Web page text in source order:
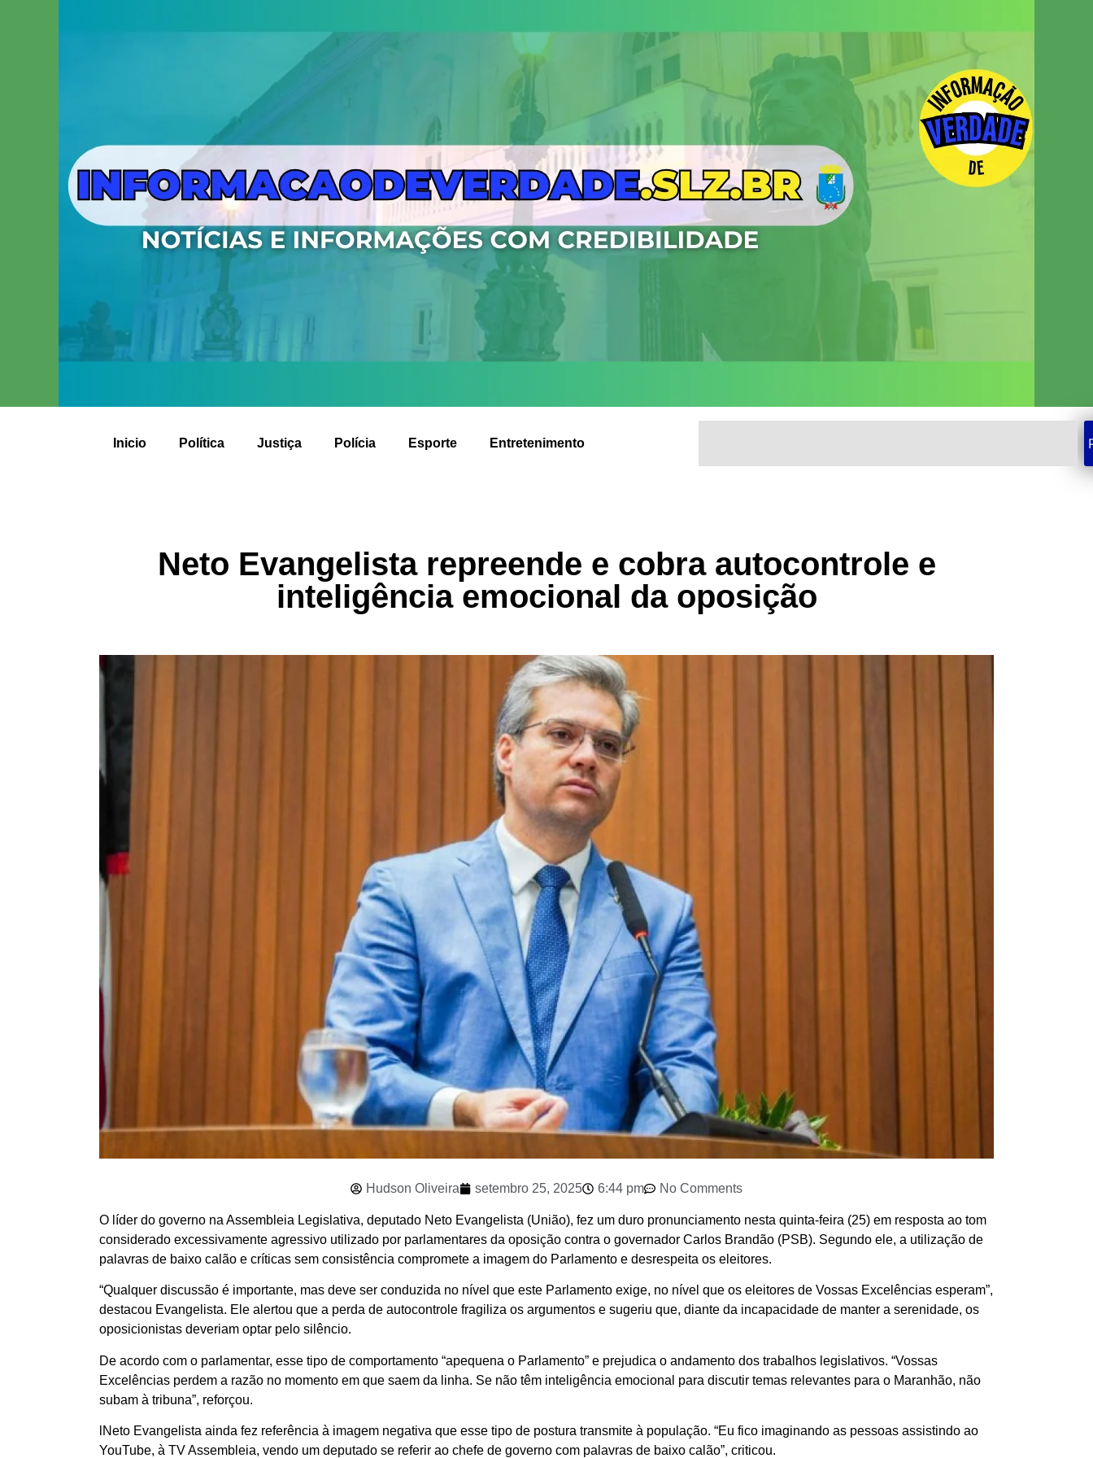
Inicio Política Justiça Polícia Esporte Entretenimento
Neto Evangelista repreende e cobra autocontrole e
inteligência emocional da oposição
Hudson Oliveira setembro 25, 2025 6:44 pm No Comments
O líder do governo na Assembleia Legislativa, deputado Neto Evangelista (União), fez um duro pronunciamento nesta quinta-feira (25) em resposta ao tom
considerado excessivamente agressivo utilizado por parlamentares da oposição contra o governador Carlos Brandão (PSB). Segundo ele, a utilização de
palavras de baixo calão e críticas sem consistência compromete a imagem do Parlamento e desrespeita os eleitores.
“Qualquer discussão é importante, mas deve ser conduzida no nível que este Parlamento exige, no nível que os eleitores de Vossas Excelências esperam”,
destacou Evangelista. Ele alertou que a perda de autocontrole fragiliza os argumentos e sugeriu que, diante da incapacidade de manter a serenidade, os
oposicionistas deveriam optar pelo silêncio.
De acordo com o parlamentar, esse tipo de comportamento “apequena o Parlamento” e prejudica o andamento dos trabalhos legislativos. “Vossas
Excelências perdem a razão no momento em que saem da linha. Se não têm inteligência emocional para discutir temas relevantes para o Maranhão, não
subam à tribuna”, reforçou.
lNeto Evangelista ainda fez referência à imagem negativa que esse tipo de postura transmite à população. “Eu fico imaginando as pessoas assistindo ao
YouTube, à TV Assembleia, vendo um deputado se referir ao chefe de governo com palavras de baixo calão”, criticou.